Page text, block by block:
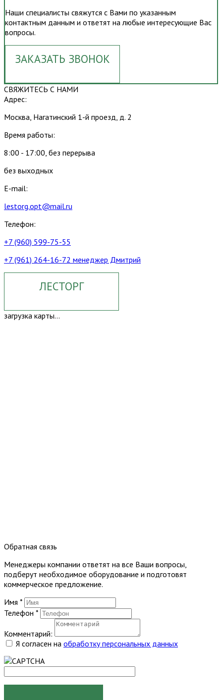
Наши специалисты свяжутся с Вами по указанным
контактным данным и ответят на любые интересующие Вас
вопросы.
ЗАКАЗАТЬ ЗВОНОК
СВЯЖИТЕСЬ С НАМИ
Адрес:
Москва, Нагатинский 1-й проезд, д. 2
Время работы:
8:00 - 17:00, без перерыва
без выходных
E-mail:
lestorg.opt@mail.ru
Телефон:
+7 (960) 599-75-55
+7 (961) 264-16-72 менеджер Дмитрий
ЛЕСТОРГ
загрузка карты...
Обратная связь
Менеджеры компании ответят на все Ваши вопросы,
подберут необходимое оборудование и подготовят
коммерческое предложение.
Имя *
Телефон *
Комментарий:
Я согласен на обработку персональных данных